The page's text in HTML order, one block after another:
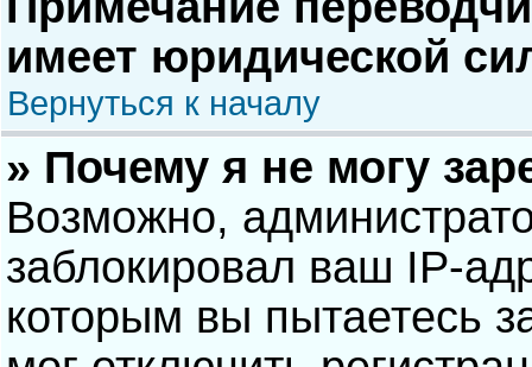
имеет юридической
Вернуться к началу
» Почему я не могу
Возможно,
заблокировал ваш IP-
которым вы пытаетесь